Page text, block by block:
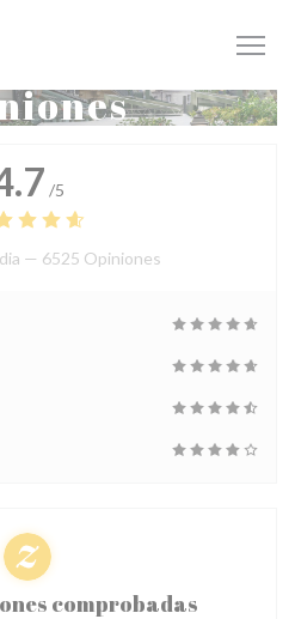
/5
— 6525 Opiniones
comprobadas